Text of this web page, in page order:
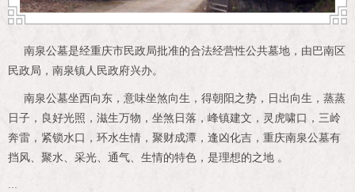
南泉公墓是经重庆市民政局批准的合法经营性公共墓地，由巴南区
民政局，南泉镇人民政府兴办。
南泉公墓坐西向东，意味坐煞向生，得朝阳之势，日出向生，蒸蒸
日子，良好光照，滋生万物，坐煞日落，峰镇建文，灵虎啸口，三岭
奔雷，紧锁水口，环水生情，聚财成潭，逢凶化吉，重庆南泉公墓有
挡风、聚水、采光、通气、生情的特色，是理想的之地 。
...